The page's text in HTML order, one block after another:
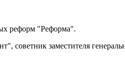
реформ "Реформа".
советник заместителя